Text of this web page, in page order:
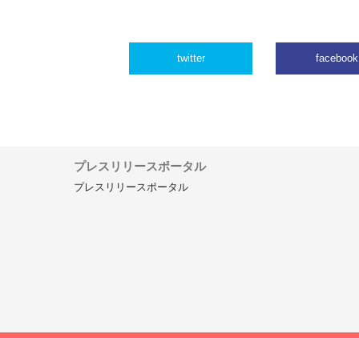
twitter facebook
プレスリリースポータル
プレスリリースポータル